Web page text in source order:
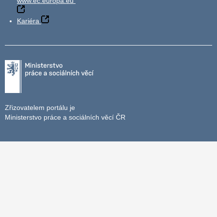
Kariéra
Zřizovatelem portálu je
Ministerstvo práce a sociálních věcí ČR